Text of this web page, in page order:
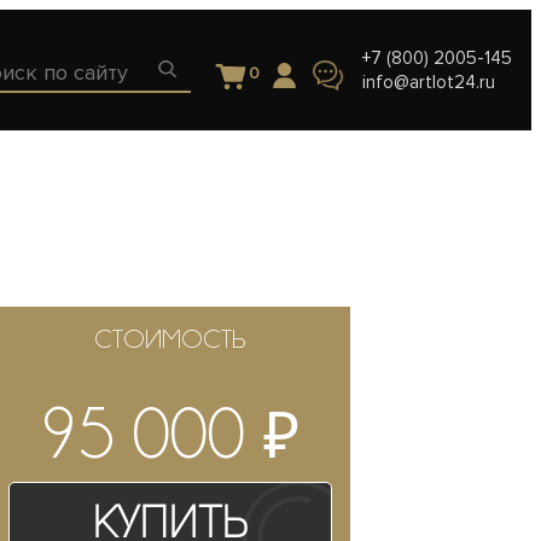
0
+7 (800) 2005-145
info@artlot24.ru
СТОИМОСТЬ
95 000₽
Купить